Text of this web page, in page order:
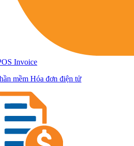
Invoice
mềm Hóa đơn điện tử